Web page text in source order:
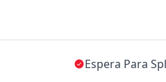
Espera Para